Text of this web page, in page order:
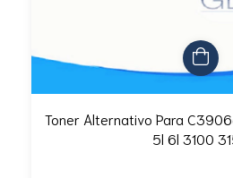
Toner Alternativo Para
5l 6l 3100